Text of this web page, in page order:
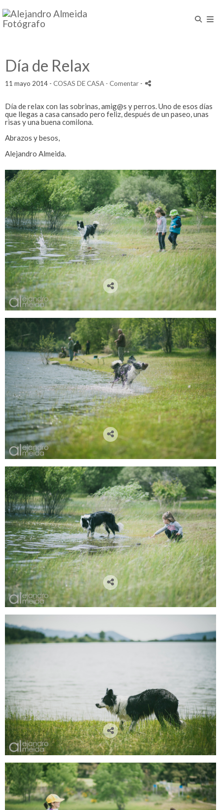
Día de Relax
11 mayo 2014 - COSAS DE CASA - Comentar -
Día de relax con las sobrinas, amig@s y perros. Uno de esos días
que llegas a casa cansado pero feliz, después de un paseo, unas
risas y una buena comilona.
Abrazos y besos,
Alejandro Almeida.